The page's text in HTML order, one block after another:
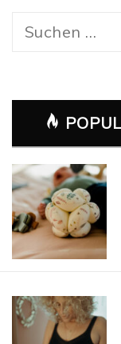
Suchen